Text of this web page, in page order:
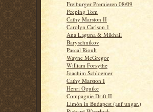
Freiburger Premieren 08/09
Peeping Tom
Cathy Marston II
Carolyn Carlson 1
Ana Laguna & Mikhail
Baryschnikov
Pascal Rioult
Wayne McGregor
William Forsythe
Joachim Schloemer
Cathy Marston I
Henri Oguike
Compagnie Drift II
Limón in Budapest (auf ungar.)